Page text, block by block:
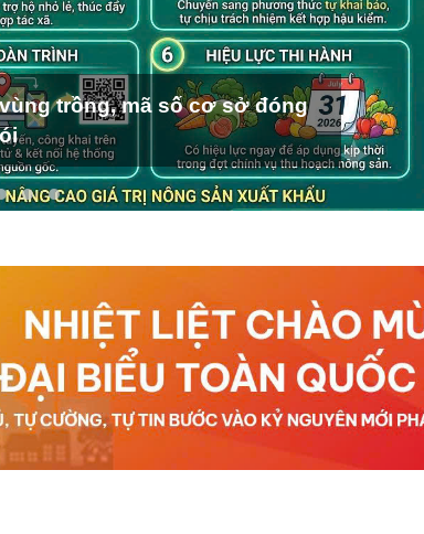
trồng, mã số cơ sở đóng